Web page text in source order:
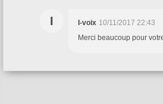
I I-voix 10/11/2017 22:43
Merci beaucoup pour